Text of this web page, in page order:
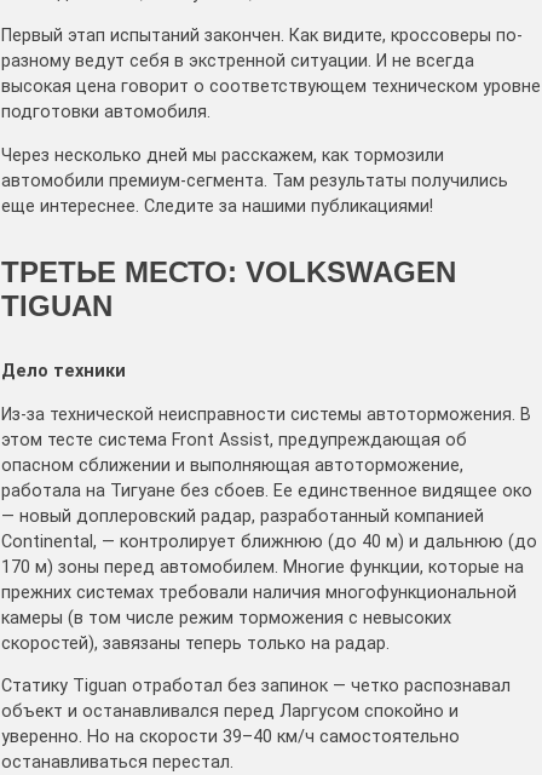
Первый этап испытаний закончен. Как видите, кроссоверы по-
разному ведут себя в экстренной ситуации. И не всегда
высокая цена говорит о соответствующем техническом уровне
подготовки автомобиля.
Через несколько дней мы расскажем, как тормозили
автомобили премиум-сегмента. Там результаты получились
еще интереснее. Следите за нашими публикациями!
ТРЕТЬЕ МЕСТО: VOLKSWAGEN
TIGUAN
Дело техники
Из-за технической неисправности системы автоторможения. В
этом тесте система Front Assist, предупреждающая об
опасном сближении и выполняющая автоторможение,
работала на Тигуане без сбоев. Ее единственное видящее око
— новый доплеровский радар, разработанный компанией
Continental, — контролирует ближнюю (до 40 м) и дальнюю (до
170 м) зоны перед автомобилем. Многие функции, которые на
прежних системах требовали наличия многофункциональной
камеры (в том числе режим торможения с невысоких
скоростей), завязаны теперь только на радар.
Статику Tiguan отработал без запинок — четко распознавал
объект и останавливался перед Ларгусом спокойно и
уверенно. Но на скорости 39–40 км/ч самостоятельно
останавливаться перестал.